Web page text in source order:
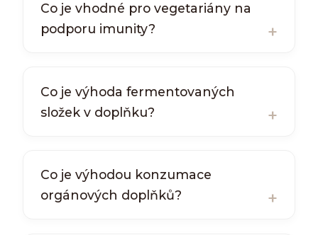
Co je vhodné pro vegetariány na
podporu imunity?
Co je výhoda fermentovaných
složek v doplňku?
Co je výhodou konzumace
orgánových doplňků?